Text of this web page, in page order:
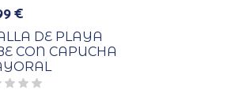
€
DE PLAYA
CON CAPUCHA